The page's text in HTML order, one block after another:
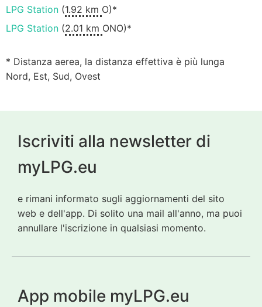
LPG Station (1.92 km O)*
LPG Station (2.01 km ONO)*
* Distanza aerea, la distanza effettiva è più lunga
Nord, Est, Sud, Ovest
Iscriviti alla newsletter di
myLPG.eu
e rimani informato sugli aggiornamenti del sito
web e dell'app. Di solito una mail all'anno, ma puoi
annullare l'iscrizione in qualsiasi momento.
App mobile myLPG.eu